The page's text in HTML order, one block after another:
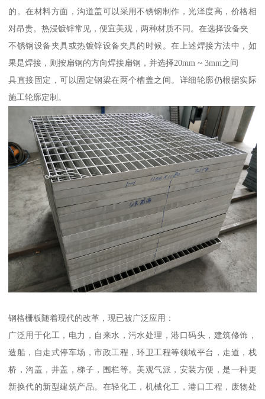
的。在材料方面，沟道盖可以采用不锈钢制作，光泽度高，价格相
对昂贵。热浸镀锌常见，便宜美观，两种材质不同。在选择设备夹
不锈钢设备夹具或热镀锌设备夹具的时候。在上述焊接方法中，如
果是焊接，则按扁钢的方向焊接扁钢，并选择20mm ~ 3mm之间
具直接固定，可以固定钢梁在两个槽盖之间。详细轮廓仍根据实际
施工轮廓定制。
钢格栅板随着现代的改革，现已被广泛应用：
广泛用于化工，电力，自来水，污水处理，港口码头，建筑修饰，
造船，自走式停车场，市政工程，环卫工程等领域平台，走道，栈
桥，沟盖，井盖，梯子，围栏等。美观气派，安装方便，是一种更
新换代的新型建筑产品。在轻化工，机械化工，港口工程，废物处